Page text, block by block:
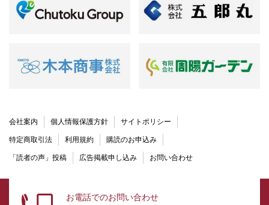
会社案内 個人情報保護方針 サイトポリシー
特定商取引法 利用規約 購読のお申込み
「読者の声」投稿 広告掲載申し込み お問い合わせ
お電話でのお問い合わせ